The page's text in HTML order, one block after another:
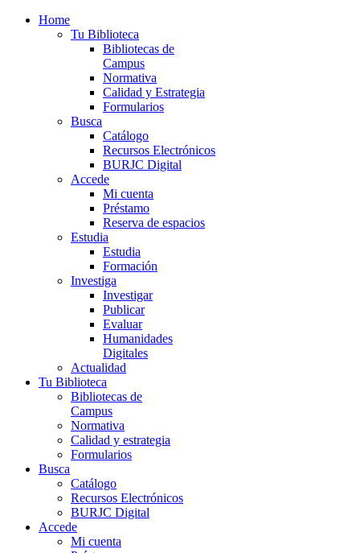
Home
Tu Biblioteca
Bibliotecas de
Campus
Normativa
Calidad y Estrategia
Formularios
Busca
Catálogo
Recursos Electrónicos
BURJC Digital
Accede
Mi cuenta
Préstamo
Reserva de espacios
Estudia
Estudia
Formación
Investiga
Investigar
Publicar
Evaluar
Humanidades
Digitales
Actualidad
Tu Biblioteca
Bibliotecas de
Campus
Normativa
Calidad y estrategia
Formularios
Busca
Catálogo
Recursos Electrónicos
BURJC Digital
Accede
Mi cuenta